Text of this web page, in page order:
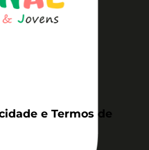
e Termos de